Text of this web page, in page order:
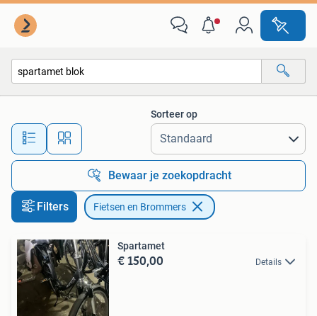
Alle afstanden…
Sorteer op
Bewaar je zoekopdracht
Filters Fietsen en Brommers
Spartamet
€ 150,00 Details